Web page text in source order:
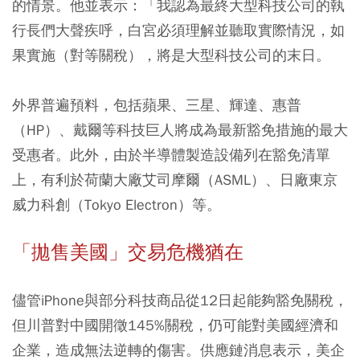
的情景。他並表示：「我認為最終大型科技公司的執
行長們大聲疾呼，白宮必須理解並聽取實際情況，如
果實施（對等關稅），將是大型科技公司的末日。
外界普遍預料，包括蘋果、三星、輝達、惠普
（HP）、戴爾等科技巨人將成為最新豁免措施的最大
受惠者。此外，由於半導體製造設備列在豁免清單
上，有利於荷蘭大廠艾司摩爾（ASML）、日廠東京
威力科創（Tokyo Electron）等。
「拋售美國」交易危機猶在
儘管iPhone與部分科技商品從12日起能夠豁免關稅，
但川普對中國開徵145%關稅，仍可能對美國經濟和
企業，造成無法逆轉的傷害。供應鏈消息表示，美企